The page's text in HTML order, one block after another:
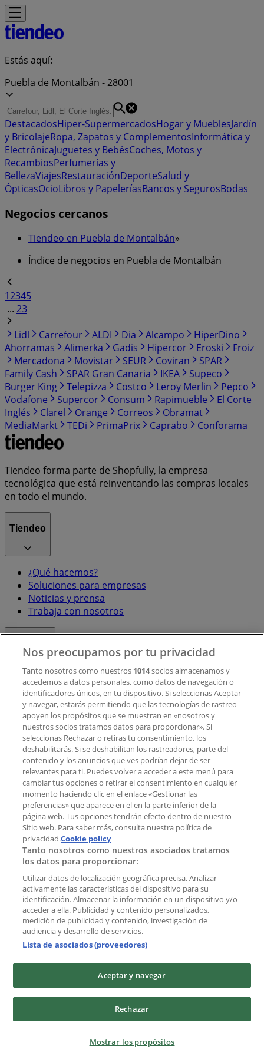
Estás aquí:
Puebla de Montalbán - 28001
DestacadosHiper-SupermercadosHogar y MueblesJardín
y BricolajeRopa, Zapatos y ComplementosInformática y
ElectrónicaJuguetes y BebésCoches, Motos y
RecambiosPerfumerías y
BellezaViajesRestauraciónDeporteSalud y
ÓpticasOcioLibros y PapeleríasBancos y SegurosBodas
Negocios cercanos
Tiendeo en Puebla de Montalbán»
Índice de negocios en Puebla de Montalbán
12345
... 23
Lidl
Carrefour ALDI Dia Alcampo
HiperDino
Ahorramas
Alimerka Gadis Hipercor Eroski
Froiz
Mercadona
Movistar SEUR Coviran
SPAR
Family Cash
SPAR Gran Canaria IKEA
Supeco
Burger King
Telepizza Costco Leroy Merlin
Pepco
Vodafone
Supercor Consum Rapimueble
El Corte
Inglés
Clarel Orange Correos
Obramat
MediaMarkt
TEDi PrimaPrix Caprabo Conforama
Tiendeo forma parte de Shopfully, la empresa
tecnológica que está reinventando las compras locales
en todo el mundo.
Tiendeo
¿Qué hacemos?
Soluciones para empresas
Noticias y prensa
Trabaja con nosotros
Contacto comercial y de marketing
Tienda mal colocada en el mapa
Notificar un folleto
¿Encontraste un problema en la web o en la
aplicación?
Índices
Marcas
Marcas locales
Negocios
Negocios cercanos
Productos
Productos locales
Ciudades
Descargar la APP Tiendeo
Copyright © Tiendeo ® 2026 · Shopfully Marketing S.L.U. –
Términos y condicionesPolítica de privacidad
Nos preocupamos por tu privacidad
Tanto nosotros como nuestros 1014socios almacenamos y
accedemos a datos personales, como datos de navegación o
identificadores únicos, en tu dispositivo. Si seleccionas Aceptar
y navegar, estarás permitiendo que las tecnologías de rastreo
apoyen los propósitos que se muestran en «nosotros y
nuestros socios tratamos datos para proporcionar». Si
seleccionas Rechazar o retiras tu consentimiento, los
deshabilitarás. Si se deshabilitan los rastreadores, parte del
contenido y los anuncios que ves podrían dejar de ser
relevantes para ti. Puedes volver a acceder a este menú para
cambiar tus opciones o retirar el consentimiento en cualquier
momento haciendo clic en el enlace «Gestionar las
preferencias» que aparece en el en la parte inferior de la
página web. Tus opciones tendrán efecto dentro de nuestro
Sitio web. Para saber más, consulta nuestra política de
privacidad.Cookie policy
Tanto nosotros como nuestros asociados tratamos
los datos para proporcionar:
Utilizar datos de localización geográfica precisa. Analizar
activamente las características del dispositivo para su
identificación. Almacenar la información en un dispositivo y/o
acceder a ella. Publicidad y contenido personalizados,
medición de publicidad y contenido, investigación de
audiencia y desarrollo de servicios.
Lista de asociados (proveedores)
Aceptar y navegar
Rechazar
Mostrar los propósitos